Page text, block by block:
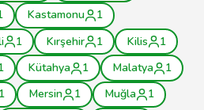
Kastamonu
1
1 Kırşehir 1 Kilis
1
Kütahya 1 Malatya
1
1 Mersin 1 Muğla
1